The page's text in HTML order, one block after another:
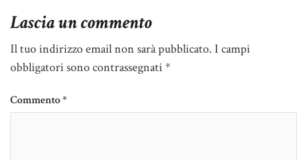
Lascia un commento
Il tuo indirizzo email non sarà pubblicato. I campi
obbligatori sono contrassegnati*
Commento*